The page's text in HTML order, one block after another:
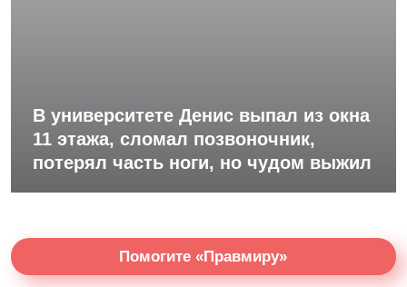
В университете Денис выпал из окна
11 этажа, сломал позвоночник,
потерял часть ноги, но чудом выжил
Помогите «Правмиру»